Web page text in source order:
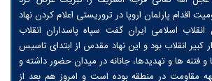
اقدام پارلمان اروپا در تروریستی اعلام کردن نهاد
اسلامی ایران گفت سپاه پاسداران انقلاب
کبیر انقلاب بود و این نهاد مقدس از ابتدای تاسیس
فتنه ها و تهدیدها، جانانه در میدان حضور داشته و
مقاومت در منطقه بوده است و امروز هم بعد از